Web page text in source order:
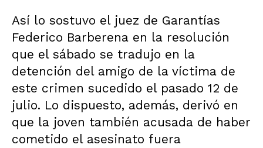
Así lo sostuvo el juez de Garantías
Federico Barberena en la resolución
que el sábado se tradujo en la
detención del amigo de la víctima de
este crimen sucedido el pasado 12 de
julio. Lo dispuesto, además, derivó en
que la joven también acusada de haber
cometido el asesinato fuera